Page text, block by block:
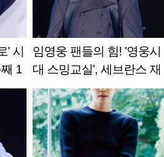
' 시
1
임영웅 팬들의 힘! '영웅시
대 스밍교실', 세브란스 재
활병원에 808만원 기부